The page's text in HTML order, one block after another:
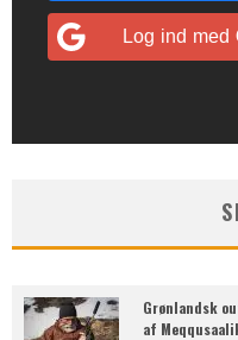
Log ind med
Grønlandsk
af